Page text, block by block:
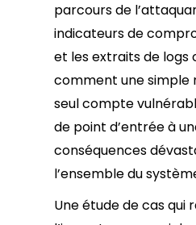
parcours de
indicateurs de
et les extraits de logs
comment une simple
seul compte
de point d’entrée à
conséquences
l’ensemble du
Une étude de cas qui